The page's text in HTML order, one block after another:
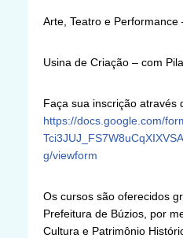
Arte, Teatro e
Usina de Criação – com
Faça sua inscrição através
https://docs.google.com/
g/viewform
Os cursos são oferecidos
Prefeitura de Búzios, por
Cultura e Patrimônio